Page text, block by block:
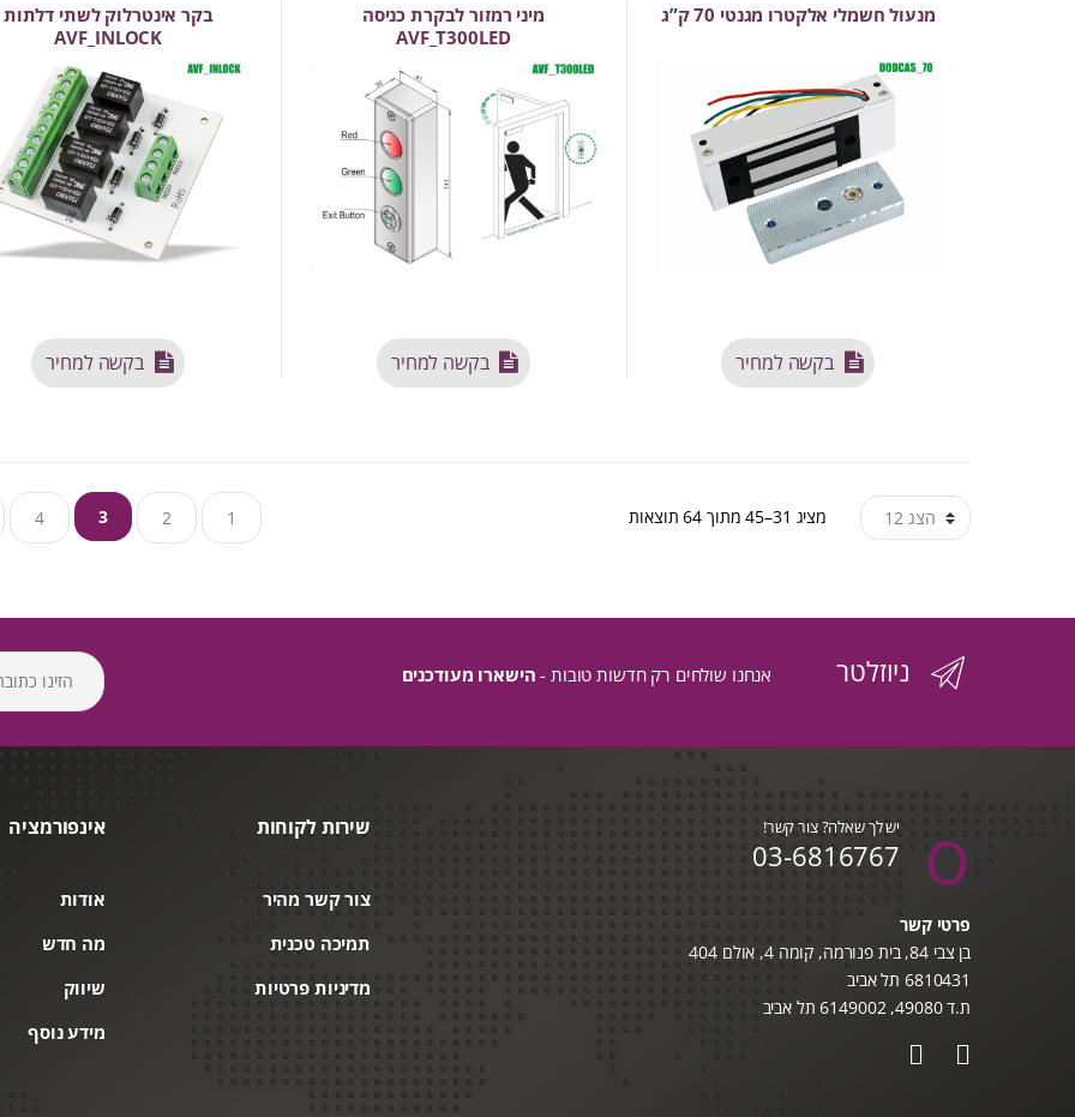
מנעול חשמלי אלקטרו מגנטי 70 ק”ג
בקשה למחיר
מיני רמזור לבקרת כניסה
AVF_T300LED
בקשה למחיר
בקר אינטרלוק לשתי דלתות
AVF_INLOCK
בקשה למחיר
מציג 31–45 מתוך 64 תוצאות ממוין
הפריט
העדכני
1
2
3
4
ניוזלטר אנחנו שולחים רק חדשות טובות - הישארו מעודכנים
שירות לקוחות
צור קשר מהיר
תמיכה טכנית
מדיניות פרטיות
אינפורמציה
אודות
מה חדש
שיווק
מידע נוסף
יש לך שאלה? צור קשר!
03-6816767
פרטי קשר
בן צבי 84, בית פנורמה, קומה 4, אולם 404
6810431 תל אביב
ת.ד 49080, 6149002 תל אביב